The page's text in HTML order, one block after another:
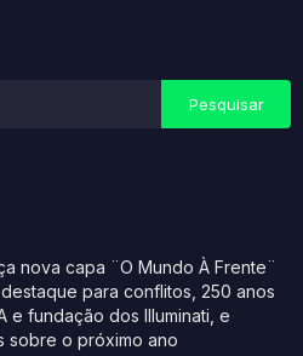
nova capa ¨O Mundo À Frente¨
para conflitos, 250 anos
e fundação dos Illuminati, e
sobre o próximo ano